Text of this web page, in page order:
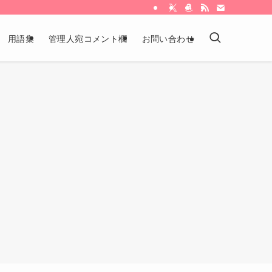
用語集 管理人宛コメント欄 お問い合わせ